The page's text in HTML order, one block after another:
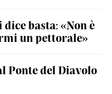
basta: «Non è
un pettorale»
Ponte del Diavolo